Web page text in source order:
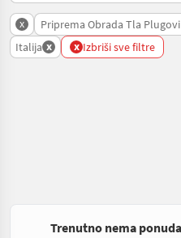
x Priprema Obrada Tla
Italija x x Izbriši sve filtre
Trenutno nema